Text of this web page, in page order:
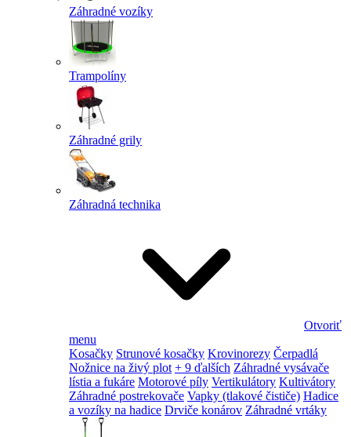
Záhradné vozíky
Trampolíny
Záhradné grily
Záhradná technika
Otvoriť
menu
Kosačky Strunové kosačky Krovinorezy Čerpadlá
Nožnice na živý plot + 9 ďalších Záhradné vysávače
lístia a fukáre Motorové píly Vertikulátory Kultivátory
Záhradné postrekovače Vapky (tlakové čističe) Hadice
a vozíky na hadice Drviče konárov Záhradné vrtáky